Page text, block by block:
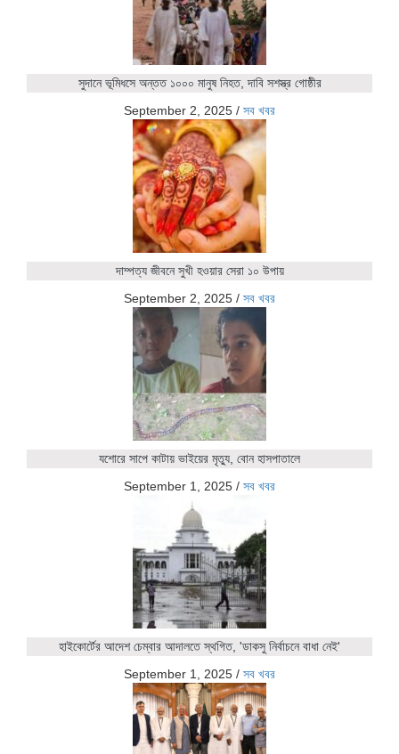
সুদানে ভূমিধসে অন্তত ১০০০ মানুষ নিহত, দাবি সশস্ত্র গোষ্ঠীর
September 2, 2025 / সব খবর
দাম্পত্য জীবনে সুখী হওয়ার সেরা ১০ উপায়
September 2, 2025 / সব খবর
যশোরে সাপে কাটায় ভাইয়ের মৃত্যু, বোন হাসপাতালে
September 1, 2025 / সব খবর
হাইকোর্টের আদেশ চেম্বার আদালতে স্থগিত, 'ডাকসু নির্বাচনে বাধা নেই'
September 1, 2025 / সব খবর